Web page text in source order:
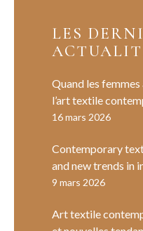
LES
Quand les
l’art textile
16 mars 2026
Contemporary
and new trends in
9 mars 2026
Art textile